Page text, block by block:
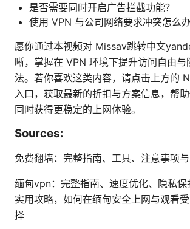
是否需要同时开启广告拦截功能？
使用 VPN 与公司网络要求冲突怎么办
愿你通过本视频对 Missav跳转中文
晰，掌握在 VPN 环境下提升访问自由与
法。若你喜欢这类内容，请点击上方的
入口，获取最新的折扣与方案信息，帮
同时获得更稳定的上网体验。
Sources:
免费翻墙：完整指南、工具、注意事项
缅甸vpn：完整指南、速度优化、隐私保
实用攻略，如何在缅甸安全上网与观看
择